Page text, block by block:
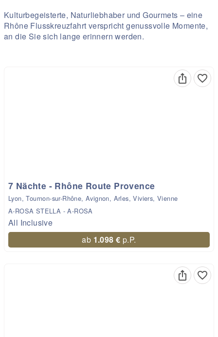
Kulturbegeisterte, Naturliebhaber und Gourmets – eine
Rhône Flusskreuzfahrt verspricht genussvolle Momente,
an die Sie sich lange erinnern werden.
7 Nächte - Rhône Route Provence
Lyon, Tournon-sur-Rhône, Avignon, Arles, Viviers, Vienne
A-ROSA STELLA - A-ROSA
All Inclusive
ab 1.098 € p.P.